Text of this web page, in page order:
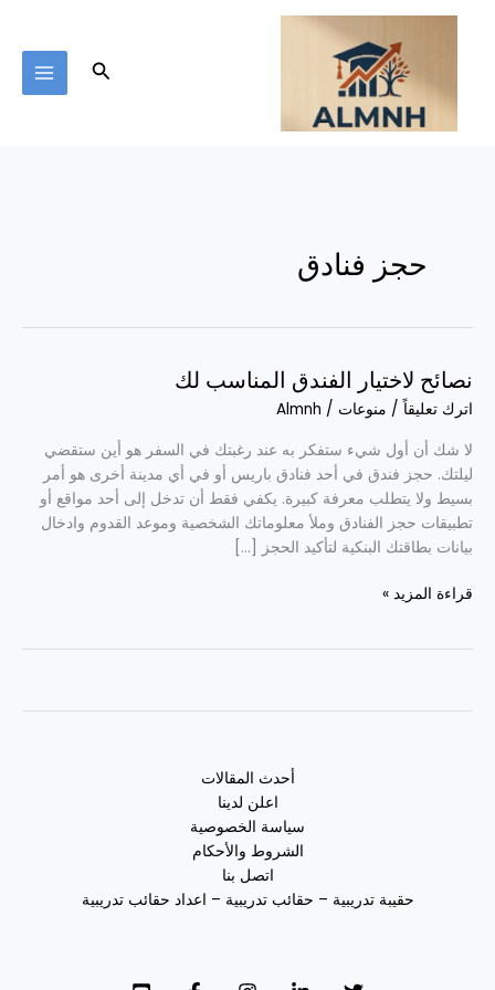
تخطي
البحث
حجز فنادق
نصائح لاختيار الفندق المناسب لك
اترك تعليقاً / منوعات /
Almnh
لا شك أن أول شيء ستفكر به عند رغبتك في السفر هو أين ستقضي
ليلتك. حجز فندق في أحد فنادق باريس أو في أي مدينة أخرى هو أمر
بسيط ولا يتطلب معرفة كبيرة. يكفي فقط أن تدخل إلى أحد مواقع أو
تطبيقات حجز الفنادق وملأ معلوماتك الشخصية وموعد القدوم وادخال
بيانات بطاقتك البنكية لتأكيد الحجز […]
نصائح
لاختيار
الفندق
المناسب
لك
قراءة المزيد »
أحدث المقالات
اعلن لدينا
سياسة الخصوصية
الشروط والأحكام
اتصل بنا
حقيبة تدريبية – حقائب تدريبية – اعداد حقائب تدريبية